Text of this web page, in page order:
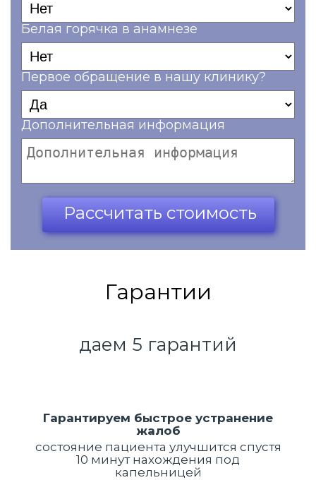
Белая горячка в анамнезе
Первое обращение в нашу клинику?
Дополнительная информация
Рассчитать стоимость
Ваш телефон*
Гарантии
даем 5 гарантий
Гарантируем быстрое устранение
жалоб
состояние пациента улучшится спустя
10 минут нахождения под
капельницей